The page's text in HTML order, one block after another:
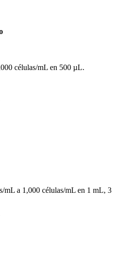
células/mL en 500 µL.
mL a 1,000 células/mL en 1 mL, 3